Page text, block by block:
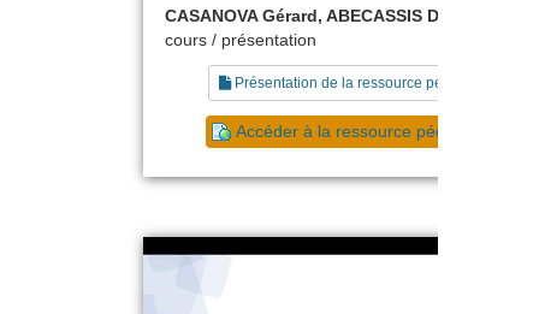
CASANOVA Gérard, ABECASSIS Denis
cours / présentation
Présentation de la ressource pédagogique
Accéder à la ressource pédagogique